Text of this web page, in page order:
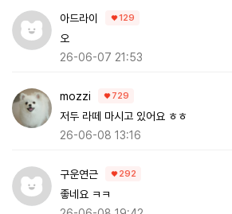
아드라이 129
오
26-06-07 21:53
mozzi 729
저두 라떼 마시고 있어요 ㅎㅎ
26-06-08 13:16
구운연근 292
좋네요 ㅋㅋ